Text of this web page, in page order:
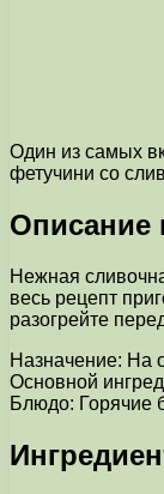
Один из самых
фетучини со
Описание
Нежная
весь рецепт
разогрейте
Назначение: На
Основной
Блюдо: Горячие